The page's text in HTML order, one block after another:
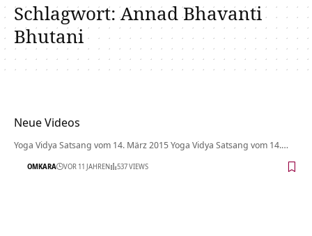
Schlagwort:Annad Bhavanti
Bhutani
Neue Videos
Yoga Vidya Satsang vom 14. März 2015 Yoga Vidya Satsang vom 14.…
OMKARA VOR 11 JAHREN 537 VIEWS